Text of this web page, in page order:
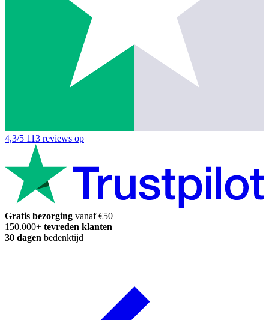
4,3/5 113 reviews op
Gratis bezorging vanaf €50
150.000+ tevreden klanten
30 dagen bedenktijd